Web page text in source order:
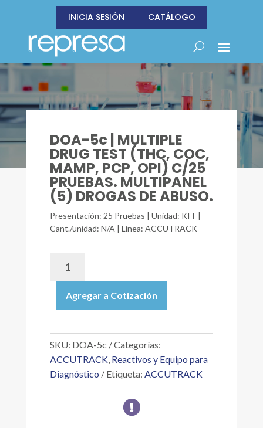
INICIA SESIÓN CATÁLOGO
DOA-5c | MULTIPLE
DRUG TEST (THC, COC,
MAMP, PCP, OPI) C/25
PRUEBAS. MULTIPANEL
(5) DROGAS DE ABUSO.
Presentación: 25 Pruebas | Unidad: KIT |
Cant./unidad: N/A | Línea: ACCUTRACK
MULTIPLE
DRUG
(THC,
MAMP,
PCP,
Agregar a Cotización
SKU: DOA-5c
Categorías:
ACCUTRACK, Reactivos y Equipo para
Diagnóstico
Etiqueta: ACCUTRACK
